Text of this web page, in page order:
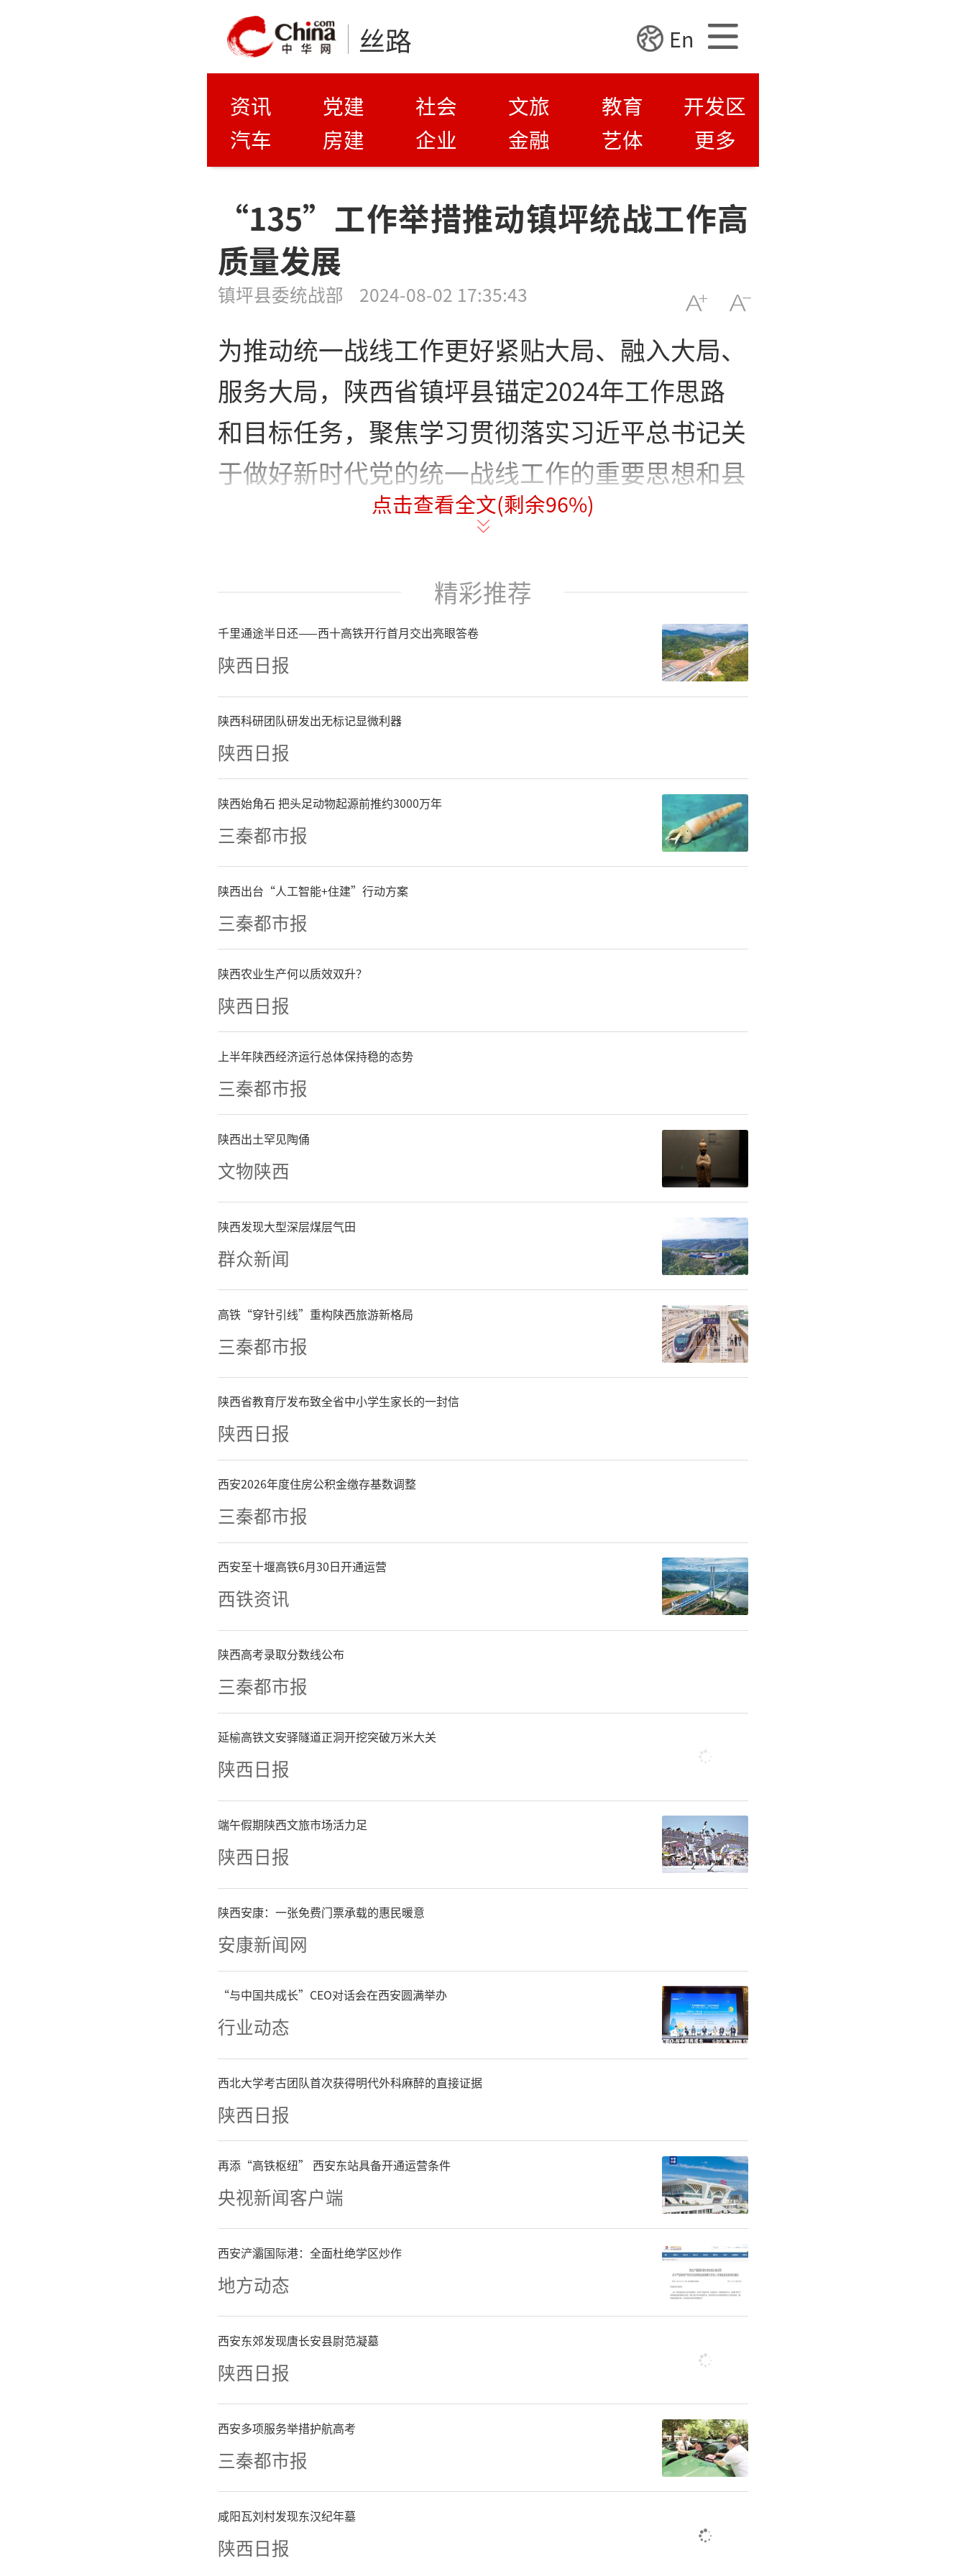
丝路 En
资讯 党建 社会 文旅 教育
开发区
汽车
房建 企业 金融 艺体 更多
“135”工作举措推动镇坪统战工作高
质量发展
镇坪县委统战部 2024-08-02 17:35:43
为推动统一战线工作更好紧贴大局、融入大局、
服务大局，陕西省镇坪县锚定2024年工作思路
和目标任务，聚焦学习贯彻落实习近平总书记关
于做好新时代党的统一战线工作的重要思想和县
域发展实际，提出“135”工作举措，全面推进
把深入学习贯彻习近平新时代中国特色社会主义
思想作为首要政治任务，同学习贯彻习近平总书
记关于做好新时代党的统一战线工作的重要思想
相结合，广泛发动统一战线领域分级分层开展学
习宣传，县级精准开展镇坪“同心大讲堂”、民
营企业家理想信念教育培训、党外人士谈心谈话
会、新的社会阶层人士“凝心铸魂强根基、团结
奋进新征程”主题教育等活动共6次，通过学习
培训、理论宣讲、结对交流等方式，不断强化思
想政治引领，夯实统战领域团结奋斗的共同思想
基础。
突出3个重点
一是突出服务大局促发展。支持统战成员围绕全
县经济社会发展中的重大课题和群众关心的热点
问题，深入调研，建言献策，配合民盟安康市委
会赴镇坪县开展“文共体”建设民主监督工作，
提出建议性意见20余条，助力全县文共体建设上
台阶、提水平。出台《统战系统支持保障拼经济
工作实施方案》，指导工商联等组织和各界人士
发挥自身优势，推动“两个健康”高质量发展。
支持成立镇坪文旅康养产业商会、镇坪县川渝商
会，用商会平台促进产业提质升级，通过产业链
互联互通、融合发展支撑陕渝开放合作。
二是突出创新思路提质效。为深化月度民营企业
恳谈会成效,坚持问题导向，创新推行“企业点
单、部门审单、领导交单、专项督单、社会评
单、闭环销单”的“六单”机制，由县委统战部
牵头，调研收集企业发展需求,邀请县委、县政
府主要领导出席会审,建立任务交办清单，运
用“三色”管理机制,实施全过程跟踪督办，并
建立实绩档案、痕迹档案,围绕交办任务的办理
落实情况,开展季度回访,列出销号清单，形成闭
环管理，截至目前，共开展民营企业恳谈会19
期，收集问题50个、解决问题33个、正在推进1
7个。
三是突出大统战格局促落实。坚持党委统一领
导、统战部牵头协调、有关方面各负其责的大统
战工作格局，落实“四个纳入”、强化“三个带
头”，健全统一战线各领域制度体系，形成全县
上下一起抓、一起干的良好局面。今年，县委统
战工作领导小组集中研究统战工作4次。深入实
施部领导联镇机制，建立完善督查、考评机制，
推动各级党委（党组）压紧压实统战工作主体责
任，实现党委、政府中心工作安排到哪里，统战
工作就跟进到哪里，统一战线作用就发挥到哪
里。
点击查看全文(剩余96%)
精彩推荐
千里通途半日还——西十高铁开行首月交出亮眼答卷
陕西日报
陕西科研团队研发出无标记显微利器
陕西日报
陕西始角石 把头足动物起源前推约3000万年
三秦都市报
陕西出台“人工智能+住建”行动方案
三秦都市报
陕西农业生产何以质效双升？
陕西日报
上半年陕西经济运行总体保持稳的态势
三秦都市报
陕西出土罕见陶俑
文物陕西
陕西发现大型深层煤层气田
群众新闻
高铁“穿针引线”重构陕西旅游新格局
三秦都市报
陕西省教育厅发布致全省中小学生家长的一封信
陕西日报
西安2026年度住房公积金缴存基数调整
三秦都市报
西安至十堰高铁6月30日开通运营
西铁资讯
陕西高考录取分数线公布
三秦都市报
延榆高铁文安驿隧道正洞开挖突破万米大关
陕西日报
端午假期陕西文旅市场活力足
陕西日报
陕西安康：一张免费门票承载的惠民暖意
安康新闻网
“与中国共成长”CEO对话会在西安圆满举办
行业动态
西北大学考古团队首次获得明代外科麻醉的直接证据
陕西日报
再添“高铁枢纽” 西安东站具备开通运营条件
央视新闻客户端
西安浐灞国际港：全面杜绝学区炒作
地方动态
西安东郊发现唐长安县尉范凝墓
陕西日报
西安多项服务举措护航高考
三秦都市报
咸阳瓦刘村发现东汉纪年墓
陕西日报